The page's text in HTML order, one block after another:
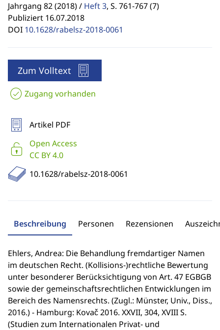
Jahrgang 82 (2018) / Heft 3, S. 761-767 (7)
Publiziert 16.07.2018
DOI 10.1628/rabelsz-2018-0061
Zum Volltext
Zugang vorhanden
Artikel PDF
Open Access
CC BY 4.0
10.1628/rabelsz-2018-0061
Beschreibung Personen Rezensionen
Ehlers, Andrea: Die Behandlung fremdartiger Namen
im deutschen Recht. (Kollisions-)rechtliche Bewertung
unter besonderer Berücksichtigung von Art. 47 EGBGB
sowie der gemeinschaftsrechtlichen Entwicklungen im
Bereich des Namensrechts. (Zugl.: Münster, Univ., Diss.,
2016.) - Hamburg: Kovač 2016. XXVII, 304, XVIII S.
(Studien zum Internationalen Privat- und